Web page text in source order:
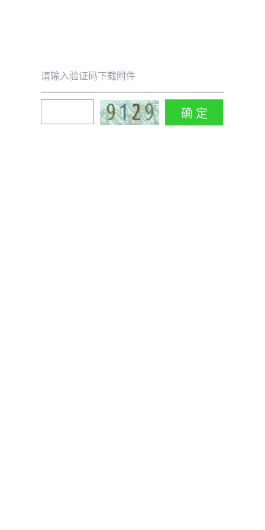
请输入验证码下载附件